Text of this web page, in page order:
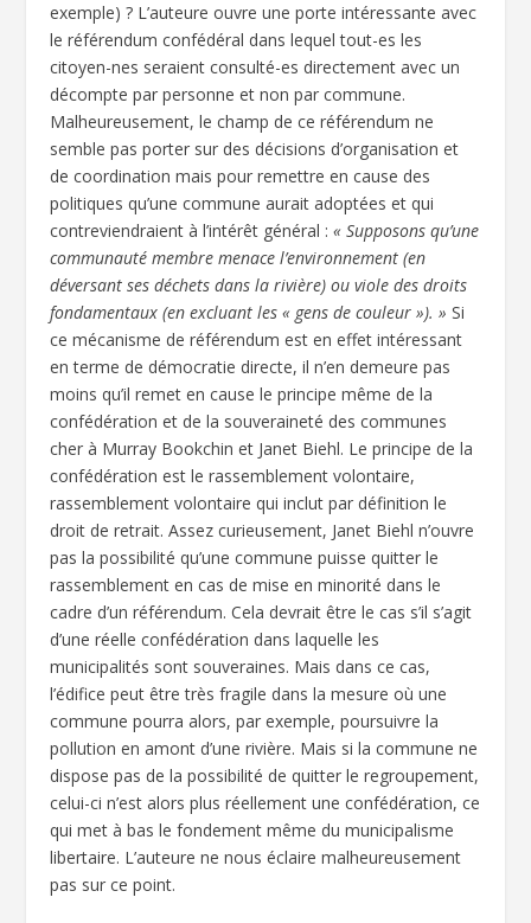
exemple) ? L’auteure ouvre une porte intéressante avec
le référendum confédéral dans lequel tout-es les
citoyen-nes seraient consulté-es directement avec un
décompte par personne et non par commune.
Malheureusement, le champ de ce référendum ne
semble pas porter sur des décisions d’organisation et
de coordination mais pour remettre en cause des
politiques qu’une commune aurait adoptées et qui
contreviendraient à l’intérêt général : « Supposons qu’une
communauté membre menace l’environnement (en
déversant ses déchets dans la rivière) ou viole des droits
fondamentaux (en excluant les « gens de couleur »). » Si
ce mécanisme de référendum est en effet intéressant
en terme de démocratie directe, il n’en demeure pas
moins qu’il remet en cause le principe même de la
confédération et de la souveraineté des communes
cher à Murray Bookchin et Janet Biehl. Le principe de la
confédération est le rassemblement volontaire,
rassemblement volontaire qui inclut par définition le
droit de retrait. Assez curieusement, Janet Biehl n’ouvre
pas la possibilité qu’une commune puisse quitter le
rassemblement en cas de mise en minorité dans le
cadre d’un référendum. Cela devrait être le cas s’il s’agit
d’une réelle confédération dans laquelle les
municipalités sont souveraines. Mais dans ce cas,
l’édifice peut être très fragile dans la mesure où une
commune pourra alors, par exemple, poursuivre la
pollution en amont d’une rivière. Mais si la commune ne
dispose pas de la possibilité de quitter le regroupement,
celui-ci n’est alors plus réellement une confédération, ce
qui met à bas le fondement même du municipalisme
libertaire. L’auteure ne nous éclaire malheureusement
pas sur ce point.